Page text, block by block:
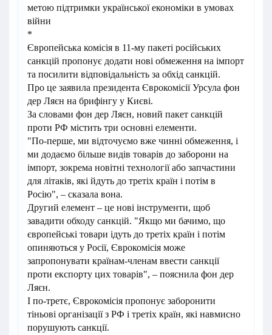
метою підтримки української економіки в умовах
війни
*
Європейська комісія в 11-му пакеті російських
санкцій пропонує додати нові обмеження на імпорт
та посилити відповідальність за обхід санкцій.
Про це заявила президента Єврокомісії Урсула фон
дер Ляєн на брифінгу у Києві.
За словами фон дер Ляєн, новий пакет санкцій
проти РФ містить три основні елементи.
"По-перше, ми відточуємо вже чинні обмеження, і
ми додаємо більше видів товарів до заборони на
імпорт, зокрема новітні технології або запчастини
для літаків, які йдуть до третіх країн і потім в
Росію", – сказала вона.
Другий елемент – це нові інструменти, щоб
завадити обходу санкцій. "Якщо ми бачимо, що
європейські товари ідуть до третіх країн і потім
опиняються у Росії, Єврокомісія може
запропонувати країнам-членам ввести санкції
проти експорту цих товарів", – пояснила фон дер
Ляєн.
І по-третє, Єврокомісія пропонує заборонити
тіньові організації з РФ і третіх країн, які навмисно
порушують санкції.